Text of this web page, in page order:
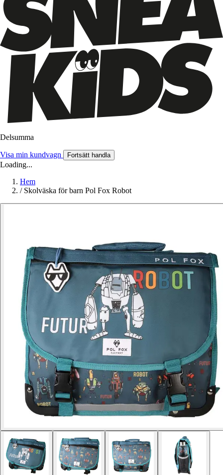
Delsumma
Visa min kundvagn Fortsätt handla
Loading...
Hem
/ Skolväska för barn Pol Fox Robot